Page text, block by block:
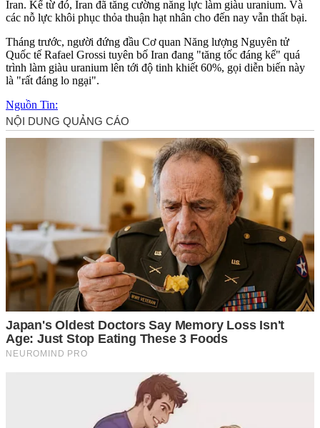
Iran. Kể từ đó, Iran đã tăng cường năng lực làm giàu uranium. Và
các nỗ lực khôi phục thỏa thuận hạt nhân cho đến nay vẫn thất bại.
Tháng trước, người đứng đầu Cơ quan Năng lượng Nguyên tử
Quốc tế Rafael Grossi tuyên bố Iran đang "tăng tốc đáng kể" quá
trình làm giàu uranium lên tới độ tinh khiết 60%, gọi diễn biến này
là "rất đáng lo ngại".
Nguồn Tin: